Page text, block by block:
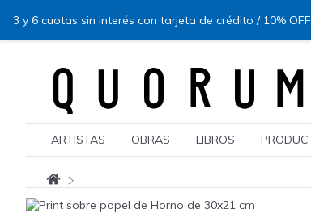
3 y 6 cuotas sin interés con tarjeta de crédito / 10%
ARTISTAS OBRAS LIBROS